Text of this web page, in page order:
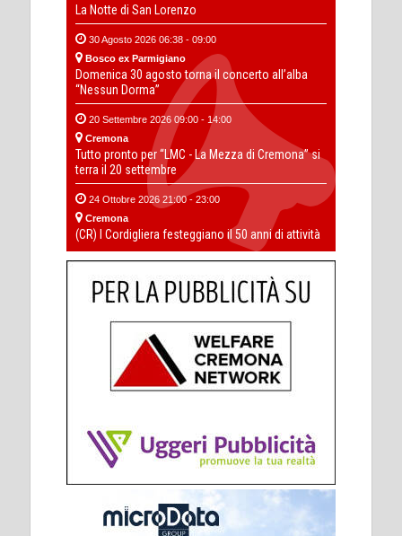
La Notte di San Lorenzo
30 Agosto 2026 06:38 - 09:00
Bosco ex Parmigiano
Domenica 30 agosto torna il concerto all’alba
“Nessun Dorma”
20 Settembre 2026 09:00 - 14:00
Cremona
Tutto pronto per “LMC - La Mezza di Cremona” si
terra il 20 settembre
24 Ottobre 2026 21:00 - 23:00
Cremona
(CR) I Cordigliera festeggiano il 50 anni di attività